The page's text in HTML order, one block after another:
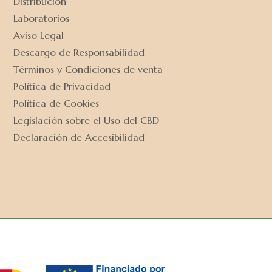
Laboratorios
Aviso Legal
Descargo de Responsabilidad
Términos y Condiciones de venta
Política de Privacidad
Política de Cookies
Legislación sobre el Uso del CBD
Declaración de Accesibilidad